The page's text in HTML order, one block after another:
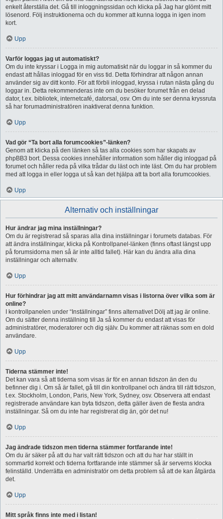
enkelt återställa det. Gå till inloggningssidan och klicka på Jag har glömt mitt
lösenord. Följ instruktionerna och du kommer att kunna logga in igen inom
kort.
Upp
Varför loggas jag ut automatiskt?
Om du inte kryssar i Logga in mig automatiskt när du loggar in så kommer du
endast att hållas inloggad för en viss tid. Detta förhindrar att någon annan
använder sig av ditt konto. För att förbli inloggad, kryssa i rutan nästa gång du
loggar in. Detta rekommenderas inte om du besöker forumet från en delad
dator, t.ex. bibliotek, internetcafé, datorsal, osv. Om du inte ser denna kryssruta
så har forumadministratören inaktiverat denna funktion.
Upp
Vad gör “Ta bort alla forumcookies”-länken?
Genom att klicka på den länken så tas alla cookies som har skapats av
phpBB3 bort. Dessa cookies innehåller information som håller dig inloggad på
forumet och håller reda på vilka trådar du läst och inte läst. Om du har problem
med att logga in eller logga ut så kan det hjälpa att ta bort alla forumcookies.
Upp
Alternativ och inställningar
Hur ändrar jag mina inställningar?
Om du är registrerad så sparas alla dina inställningar i forumets databas. För
att ändra inställningar, klicka på Kontrollpanel-länken (finns oftast längst upp
på forumsidorna men så är inte alltid fallet). Här kan du ändra alla dina
inställningar och alternativ.
Upp
Hur förhindrar jag att mitt användarnamn visas i listorna över vilka som är
online?
I kontrollpanelen under “Inställningar” finns alternativet Dölj att jag är online.
Om du sätter denna inställning till Ja så kommer du endast att visas för
administratörer, moderatorer och dig själv. Du kommer att räknas som en dold
användare.
Upp
Tiderna stämmer inte!
Det kan vara så att tiderna som visas är för en annan tidszon än den du
befinner dig i. Om så är fallet, gå till din kontrollpanel och ändra till rätt tidszon,
t.ex. Stockholm, London, Paris, New York, Sydney, osv. Observera att endast
registrerade användare kan byta tidszon, detta gäller även de flesta andra
inställningar. Så om du inte har registrerat dig än, gör det nu!
Upp
Jag ändrade tidszon men tiderna stämmer fortfarande inte!
Om du är säker på att du har valt rätt tidszon och att du har har ställt in
sommartid korrekt och tiderna fortfarande inte stämmer så är serverns klocka
felinställd. Underrätta en administratör om detta problem så att de kan åtgärda
det.
Upp
Mitt språk finns inte med i listan!